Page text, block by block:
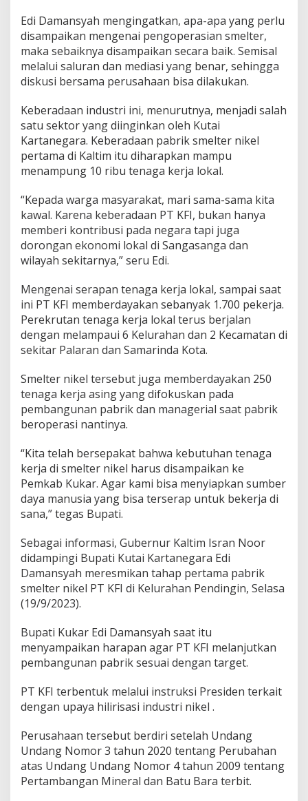
Edi Damansyah mengingatkan, apa-apa yang perlu
disampaikan mengenai pengoperasian smelter,
maka sebaiknya disampaikan secara baik. Semisal
melalui saluran dan mediasi yang benar, sehingga
diskusi bersama perusahaan bisa dilakukan.
Keberadaan industri ini, menurutnya, menjadi salah
satu sektor yang diinginkan oleh Kutai
Kartanegara. Keberadaan pabrik smelter nikel
pertama di Kaltim itu diharapkan mampu
menampung 10 ribu tenaga kerja lokal.
“Kepada warga masyarakat, mari sama-sama kita
kawal. Karena keberadaan PT KFI, bukan hanya
memberi kontribusi pada negara tapi juga
dorongan ekonomi lokal di Sangasanga dan
wilayah sekitarnya,” seru Edi.
Mengenai serapan tenaga kerja lokal, sampai saat
ini PT KFI memberdayakan sebanyak 1.700 pekerja.
Perekrutan tenaga kerja lokal terus berjalan
dengan melampaui 6 Kelurahan dan 2 Kecamatan di
sekitar Palaran dan Samarinda Kota.
Smelter nikel tersebut juga memberdayakan 250
tenaga kerja asing yang difokuskan pada
pembangunan pabrik dan managerial saat pabrik
beroperasi nantinya.
“Kita telah bersepakat bahwa kebutuhan tenaga
kerja di smelter nikel harus disampaikan ke
Pemkab Kukar. Agar kami bisa menyiapkan sumber
daya manusia yang bisa terserap untuk bekerja di
sana,” tegas Bupati.
Sebagai informasi, Gubernur Kaltim Isran Noor
didampingi Bupati Kutai Kartanegara Edi
Damansyah meresmikan tahap pertama pabrik
smelter nikel PT KFI di Kelurahan Pendingin, Selasa
(19/9/2023).
Bupati Kukar Edi Damansyah saat itu
menyampaikan harapan agar PT KFI melanjutkan
pembangunan pabrik sesuai dengan target.
PT KFI terbentuk melalui instruksi Presiden terkait
dengan upaya hilirisasi industri nikel .
Perusahaan tersebut berdiri setelah Undang
Undang Nomor 3 tahun 2020 tentang Perubahan
atas Undang Undang Nomor 4 tahun 2009 tentang
Pertambangan Mineral dan Batu Bara terbit.